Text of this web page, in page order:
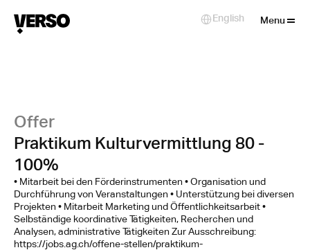
Offer
Praktikum Kulturvermittlung 80 -
100%
• Mitarbeit bei den Förderinstrumenten • Organisation und
Durchführung von Veranstaltungen • Unterstützung bei diversen
Projekten • Mitarbeit Marketing und Öffentlichkeitsarbeit •
Selbständige koordinative Tätigkeiten, Recherchen und
Analysen, administrative Tätigkeiten Zur Ausschreibung:
https://jobs.ag.ch/offene-stellen/praktikum-
Menu
Select Language
English